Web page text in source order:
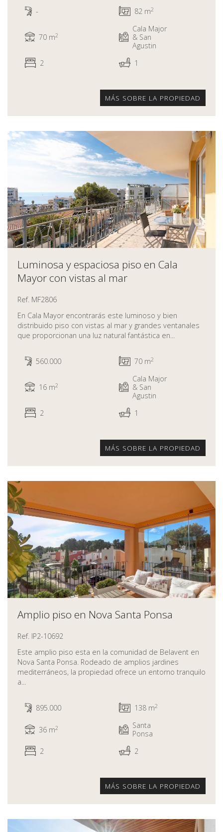
- 82 m2
70 m2
Cala Major
& San
Agustin
2
1
MÁS SOBRE LA PROPIEDAD
Luminosa y espaciosa piso en Cala
Mayor con vistas al mar
Ref. MF2806
En Cala Mayor encontrarás este luminoso y bien
distribuido piso con vistas al mar y grandes ventanales
que proporcionan una luz natural fantástica en...
560.000 70 m2
16 m2
Cala Major
& San
Agustin
2
1
MÁS SOBRE LA PROPIEDAD
Amplio piso en Nova Santa Ponsa
Ref. IP2-10692
Este amplio piso esta en la comunidad de Belavent en
Nova Santa Ponsa. Rodeado de amplios jardines
mediterráneos, la propiedad ofrece un entorno tranquilo
a...
895.000 138 m2
36 m2
Santa
Ponsa
2
2
MÁS SOBRE LA PROPIEDAD